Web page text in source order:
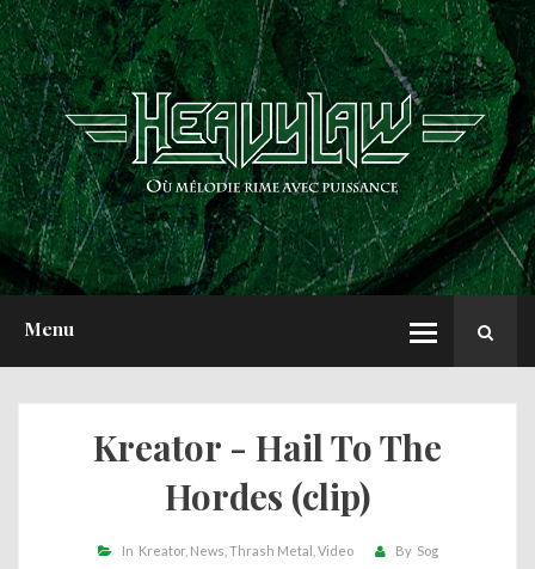
Menu
ACCUEIL
NEWS
CHRONIQUES
INTERVIEWS
REPORTS
A PROPOS
Kreator - Hail To The
Hordes (clip)
In Kreator News Thrash Metal Video By Sog